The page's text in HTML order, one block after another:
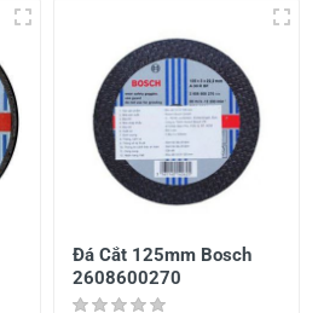
Đá Cắt 125mm Bosch
2608600270